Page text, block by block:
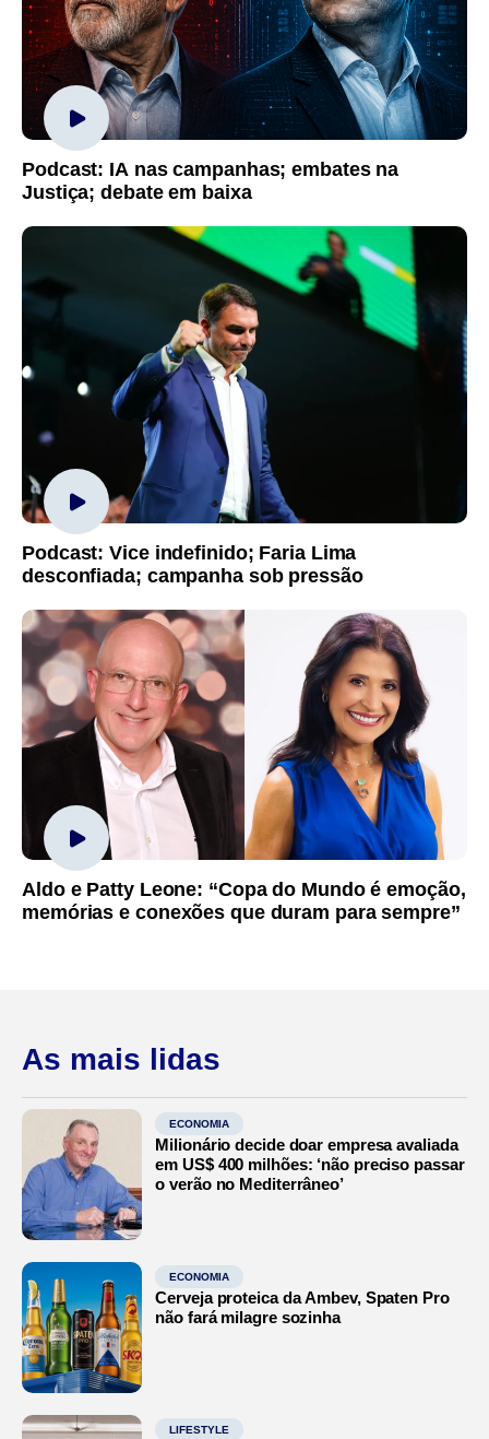
Podcast: IA nas campanhas; embates na
Justiça; debate em baixa
Podcast: Vice indefinido; Faria Lima
desconfiada; campanha sob pressão
Aldo e Patty Leone: “Copa do Mundo é emoção,
memórias e conexões que duram para sempre”
As mais lidas
ECONOMIA
Milionário decide doar empresa avaliada
em US$ 400 milhões: ‘não preciso passar
o verão no Mediterrâneo’
ECONOMIA
Cerveja proteica da Ambev, Spaten Pro
não fará milagre sozinha
LIFESTYLE